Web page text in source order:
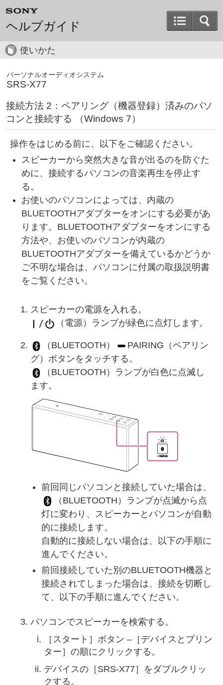
ヘルプガイド
使いかた
パーソナルオーディオシステム
SRS-X77
接続方法 2：ペアリング（機器登録）済みのパソ
コンと接続する （Windows 7）
操作をはじめる前に、以下をご確認ください。
スピーカーから突然大きな音が出るのを防ぐた
めに、接続するパソコンの音楽再生を停止す
る。
お使いのパソコンによっては、内蔵の
BLUETOOTHアダプターをオンにする必要があ
ります。BLUETOOTHアダプターをオンにする
方法や、お使いのパソコンが内蔵の
BLUETOOTHアダプターを備えているかどうか
ご不明な場合は、パソコンに付属の取扱説明書
をご覧ください。
スピーカーの電源を入れる。
（電源）ランプが緑色に点灯します。
（BLUETOOTH）
PAIRING（ペアリン
グ）ボタンをタッチする。
（BLUETOOTH）ランプが白色に点滅し
ます。
前回同じパソコンと接続していた場合は、
（BLUETOOTH）ランプが点滅から点
灯に変わり、スピーカーとパソコンが自動
的に接続します。
自動的に接続しない場合は、以下の手順に
進んでください。
前回接続していた別のBLUETOOTH機器と
接続されてしまった場合は、接続を切断し
て、以下の手順に進んでください。
パソコンでスピーカーを検索する。
［スタート］ボタン –［デバイスとプリン
ター］の順にクリックする。
デバイスの［SRS-X77］をダブルクリッ
クする。